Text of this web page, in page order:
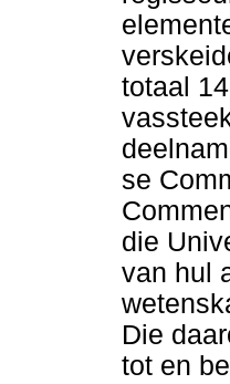
totaal
se
die
van hul
Die
tot en